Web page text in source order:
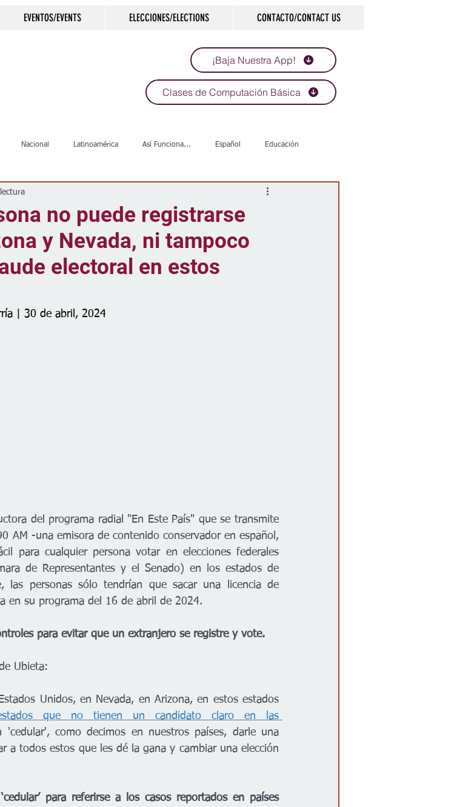
EVENTOS/EVENTS ELECCIONES/ELECTIONS CONTACTO/CONTACT US
¡Baja Nuestra App!
Clases de Computación Básica
Nacional Latinoamérica Así Funciona... Español Educación
Arte & Cultura
Desamparados Carreteras Comunidad Historias que inspiran
no puede registrarse
y Nevada, ni tampoco
electoral en estos
| 30 de abril, 2024
del programa radial "En Este País" que se transmite
AM -una emisora de contenido conservador en español,
para cualquier persona votar en elecciones federales
de Representantes y el Senado) en los estados de
las personas sólo tendrían que sacar una licencia de
en su programa del 16 de abril de 2024.
para evitar que un extranjero se registre y vote.
Ubieta:
Unidos, en Nevada, en Arizona, en estos estados
que no tienen un candidato claro en las
'cedular', como decimos en nuestros países, darle una
a todos estos que les dé la gana y cambiar una elección
para referirse a los casos reportados en países